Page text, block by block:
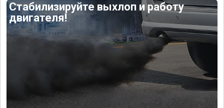
Стабилизируйте выхлоп и работу
двигателя!